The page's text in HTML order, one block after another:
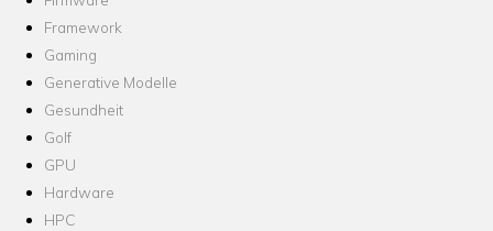
Framework
Gaming
Generative Modelle
Gesundheit
Golf
GPU
Hardware
HPC